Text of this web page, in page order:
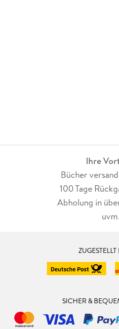
Ihre
Bücher
100 Tage
Abholung in
uvm.
SICHER &